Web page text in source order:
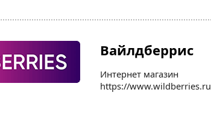
Вайлдберрис
Интернет магазин
https://www.wildberries.ru